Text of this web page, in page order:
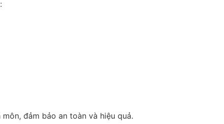
đảm bảo an toàn và hiệu quả.